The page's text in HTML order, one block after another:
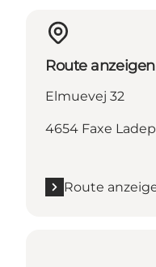
Route anzeigen
Elmuevej 32
4654 Faxe
Route